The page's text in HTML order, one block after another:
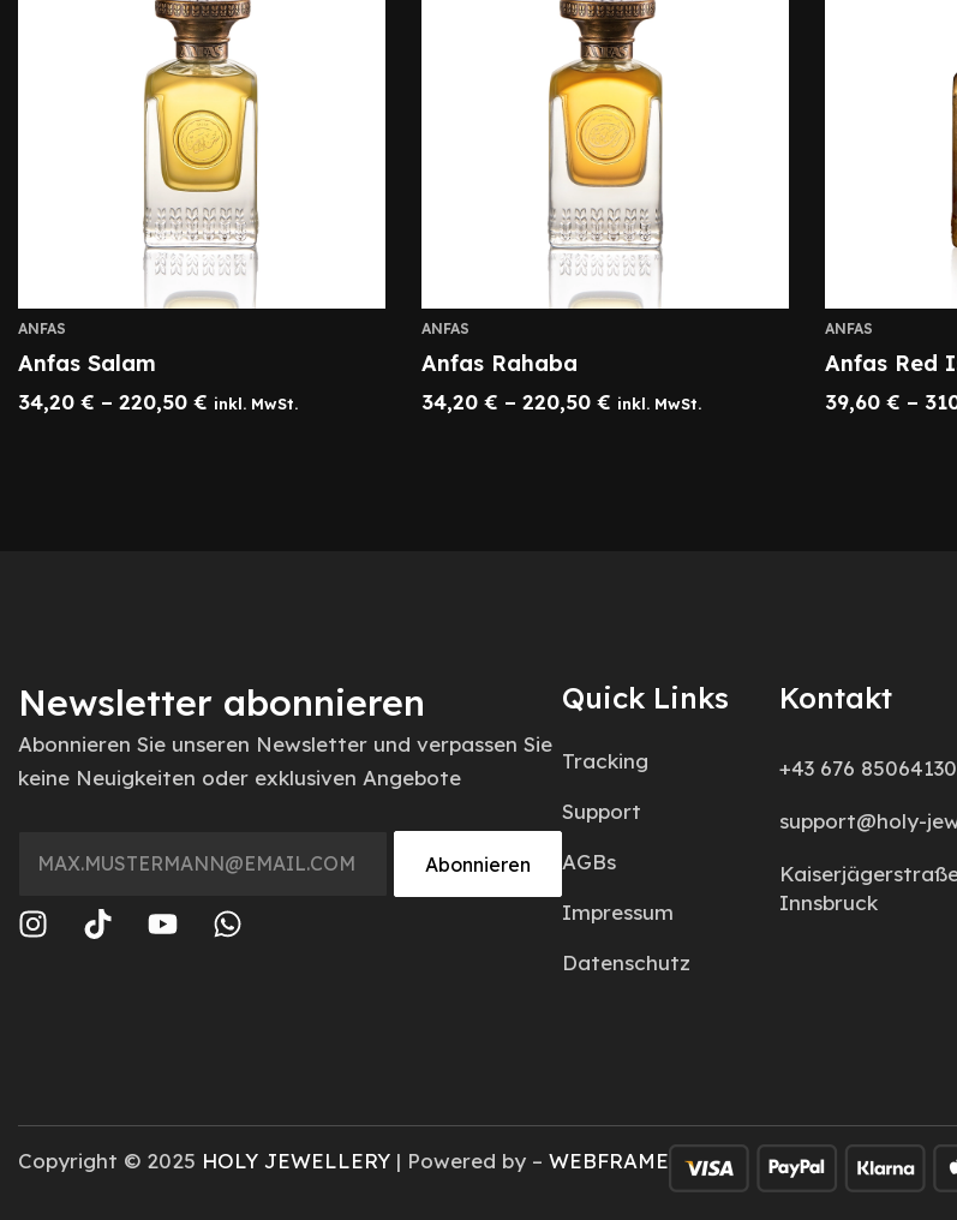
ANFAS
Anfas Salam
34,20 € – 220,50 € inkl. MwSt.
ANFAS
Anfas Rahaba
34,20 € – 220,50 € inkl. MwSt.
ANFAS
Anfas Red
39,60 € –
Newsletter abonnieren
Abonnieren Sie unseren Newsletter und verpassen Sie
keine Neuigkeiten oder exklusiven Angebote
Abonnieren
Quick Links
Tracking
Support
AGBs
Impressum
Datenschutz
Kontakt
+43 676
support@holy-
Innsbruck
Copyright © 2025 HOLY JEWELLERY | Powered by – WEBFRAME